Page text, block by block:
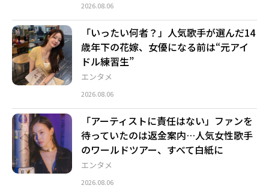
2026.08.06
エンタメ
「いったい何者？」人気歌手が選んだ14
歳年下の花嫁、女優になる前は“元アイ
ドル練習生”
2026.08.06
エンタメ
「アーティストに責任はない」ファンを
待っていたのは返金案内…人気女性歌手
のワールドツアー、すべて白紙に
2026.08.06